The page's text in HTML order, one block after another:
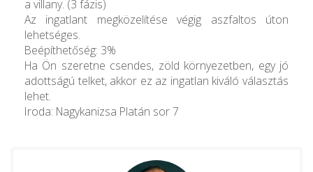
a villany. (3 fázis)
Az ingatlant megközelítése végig aszfaltos úton
lehetséges.
Beépíthetőség: 3%
Ha Ön szeretne csendes, zöld környezetben, egy jó
adottságú telket, akkor ez az ingatlan kiváló választás
lehet.
Iroda: Nagykanizsa Platán sor 7